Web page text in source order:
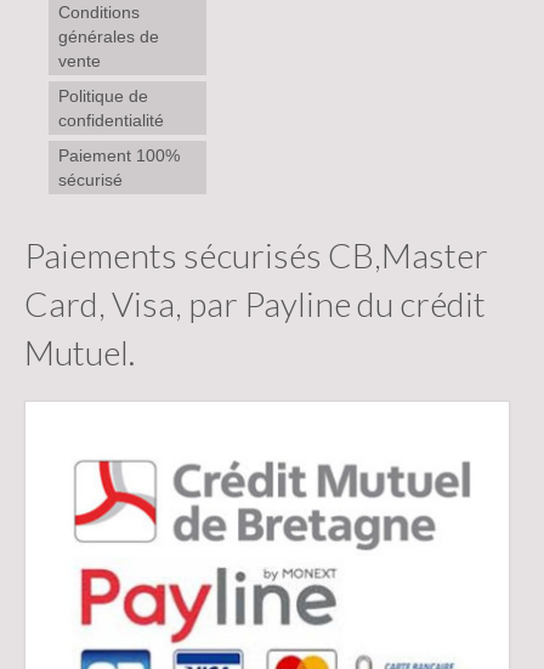
Conditions
générales de
vente
Politique de
confidentialité
Paiement 100%
sécurisé
Paiements sécurisés CB,Master
Card, Visa, par Payline du crédit
Mutuel.